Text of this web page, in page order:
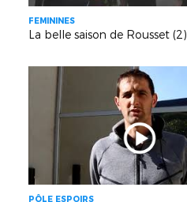
FEMININES
La belle saison de Rousset (2)
PÔLE ESPOIRS